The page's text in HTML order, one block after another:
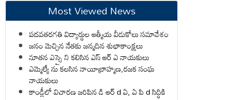
Most Viewed News
పదవతరగతి విద్యార్థుల ఆత్మీయ వీడుకోలు సమావేశం
జనం మెచ్చిన నేతకు జన్మదిన శుభాకాంక్షలు
నూతన ఎస్సై ని కలిసిన ఎస్ ఆర్ ఎ నాయకులు
ఎమ్మెల్యే ను కలసిన నాయీబ్రాహ్మణ,రజక సంఘ
నాయకులు
కాండ్లీలో విచారణ జరిపిన డి ఆర్ d ఏ, ఏ పి d సిద్ధికి